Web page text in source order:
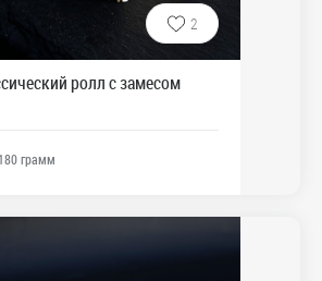
2
ролл с замесом
180грамм